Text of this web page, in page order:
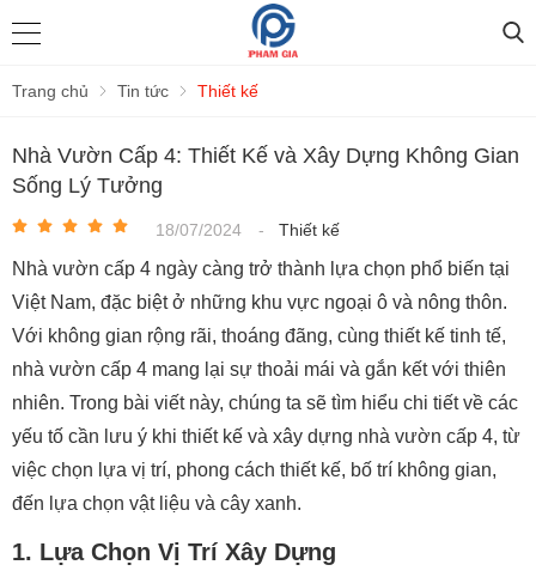
Trang chủ Tin tức Thiết kế
Nhà Vườn Cấp 4: Thiết Kế và Xây Dựng Không Gian
Sống Lý Tưởng
18/07/2024 - Thiết kế
Nhà vườn cấp 4 ngày càng trở thành lựa chọn phổ biến tại
Việt Nam, đặc biệt ở những khu vực ngoại ô và nông thôn.
Với không gian rộng rãi, thoáng đãng, cùng thiết kế tinh tế,
nhà vườn cấp 4 mang lại sự thoải mái và gắn kết với thiên
nhiên. Trong bài viết này, chúng ta sẽ tìm hiểu chi tiết về các
yếu tố cần lưu ý khi thiết kế và xây dựng nhà vườn cấp 4, từ
việc chọn lựa vị trí, phong cách thiết kế, bố trí không gian,
đến lựa chọn vật liệu và cây xanh.
1. Lựa Chọn Vị Trí Xây Dựng